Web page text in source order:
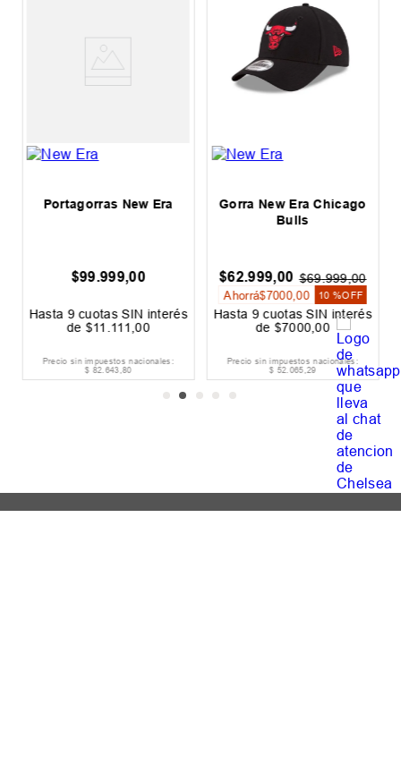
Portagorras New Era
$99.999,00
Hasta9cuotas SIN interés
de$11 111 ,00
Precio sin impuestos nacionales:
$ 82.643,80
Gorra New Era Chicago
Bulls
$62.999,00 $69.999,00
Ahorrá$7000,00 10 %OFF
Hasta9cuotas SIN interés
de$7000 ,00
Precio sin impuestos nacionales:
$ 52.065,29